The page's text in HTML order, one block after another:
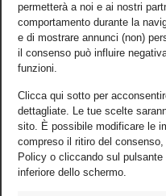
permetterà a noi e ai nostri
comportamento durante la
e di mostrare annunci (non)
il consenso può influire
funzioni.
Clicca qui sotto per
dettagliate. Le tue scelte
sito. È possibile modificare le
compreso il ritiro del
Policy o cliccando sul
inferiore dello schermo.